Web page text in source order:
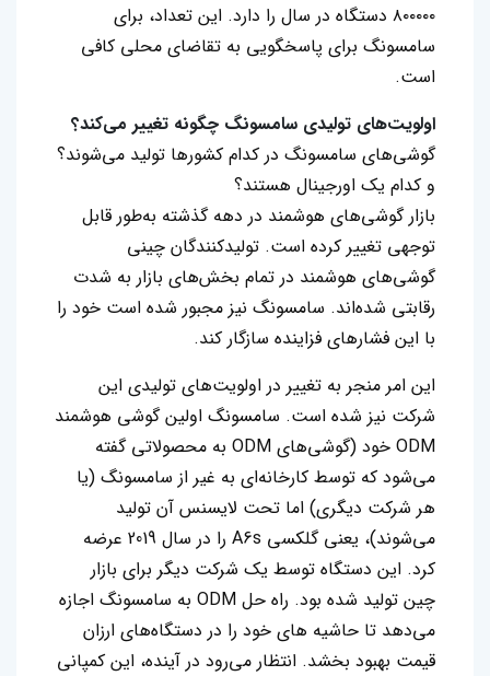
۸۰۰۰۰۰ دستگاه در سال را دارد. این تعداد، برای
سامسونگ برای پاسخگویی به تقاضای محلی کافی
است.
اولویت‌های تولیدی سامسونگ چگونه تغییر می‌کند؟
گوشی‌های سامسونگ در کدام کشورها تولید می‌شوند؟
و کدام یک اورجینال هستند؟
بازار گوشی‌های هوشمند در دهه گذشته به‌طور قابل
توجهی تغییر کرده است. تولیدکنندگان چینی
گوشی‌های هوشمند در تمام بخش‌های بازار به شدت
رقابتی شده‌اند. سامسونگ نیز مجبور شده است خود را
با این فشارهای فزاینده سازگار کند.
این امر منجر به تغییر در اولویت‌های تولیدی این
شرکت نیز شده است. سامسونگ اولین گوشی هوشمند
ODM خود (گوشی‌های ODM به محصولاتی گفته
می‌شود که توسط کارخانه‌ای به غیر از سامسونگ (یا
هر شرکت دیگری) اما تحت لایسنس آن تولید
می‌شوند)، یعنی گلکسی A6s را در سال 2019 عرضه
کرد. این دستگاه توسط یک شرکت دیگر برای بازار
چین تولید شده بود. راه حل ODM به سامسونگ اجازه
می‌دهد تا حاشیه های خود را در دستگاه‌های ارزان
قیمت بهبود بخشد. انتظار می‌رود در آینده، این کمپانی